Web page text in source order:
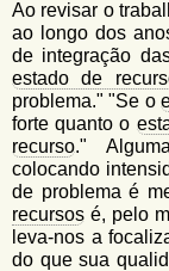
d
e
b
u
s
c
a
o
Ao revisar o
ao longo dos
de integração
estado de
problema." "Se o
forte quanto o
recurso."
colocando
de problema é
recursos é, pelo
leva-nos a
do que sua